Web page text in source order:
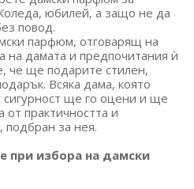
юбилей, а защо не да
повод.
парфюм, отговарящ на
на дамата и предпочитания ѝ
че ще подарите стилен,
Всяка дама, която
сигурност ще го оцени и ще
практичността и
подбран за нея.
при избора на дамски